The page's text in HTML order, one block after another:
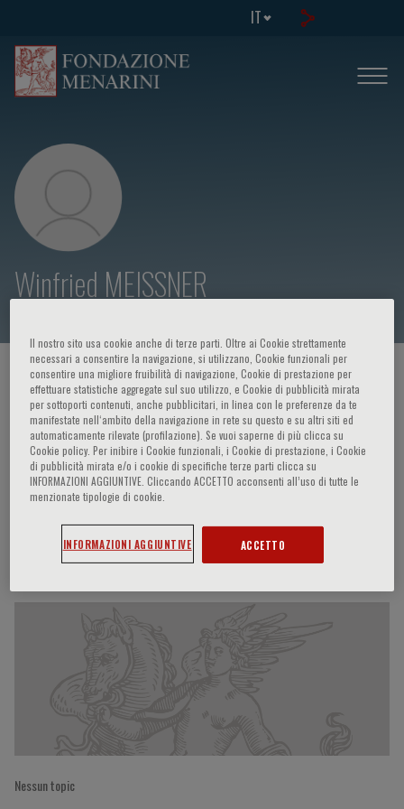
IT
Winfried MEISSNER
HOME PAGE / CORSI ED EVENTI / RELATORE
Winfried MEISSNER
Partecipazioni del relatore
Nessun topic
Il nostro sito usa cookie anche di terze parti. Oltre ai Cookie strettamente
necessari a consentire la navigazione, si utilizzano, Cookie funzionali per
consentire una migliore fruibilità di navigazione, Cookie di prestazione per
effettuare statistiche aggregate sul suo utilizzo, e Cookie di pubblicità mirata
per sottoporti contenuti, anche pubblicitari, in linea con le preferenze da te
manifestate nell‘ambito della navigazione in rete su questo e su altri siti ed
automaticamente rilevate (profilazione). Se vuoi saperne di più clicca su
Cookie policy. Per inibire i Cookie funzionali, i Cookie di prestazione, i Cookie
di pubblicità mirata e/o i cookie di specifiche terze parti clicca su
INFORMAZIONI AGGIUNTIVE. Cliccando ACCETTO acconsenti all’uso di tutte le
menzionate tipologie di cookie.
INFORMAZIONI AGGIUNTIVE ACCETTO